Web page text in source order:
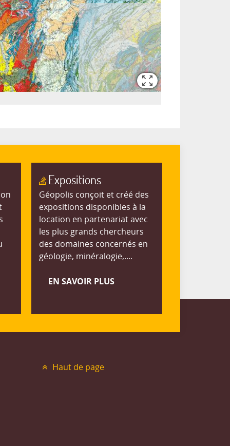
Expositions
Géopolis conçoit et créé des
expositions disponibles à la
location en partenariat avec
les plus grands chercheurs
des domaines concernés en
géologie, minéralogie,....
EN SAVOIR PLUS
Haut de page